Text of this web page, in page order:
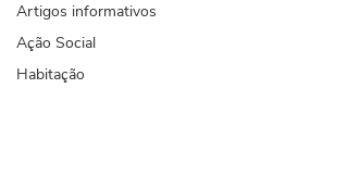
Artigos informativos
Ação Social
Habitação